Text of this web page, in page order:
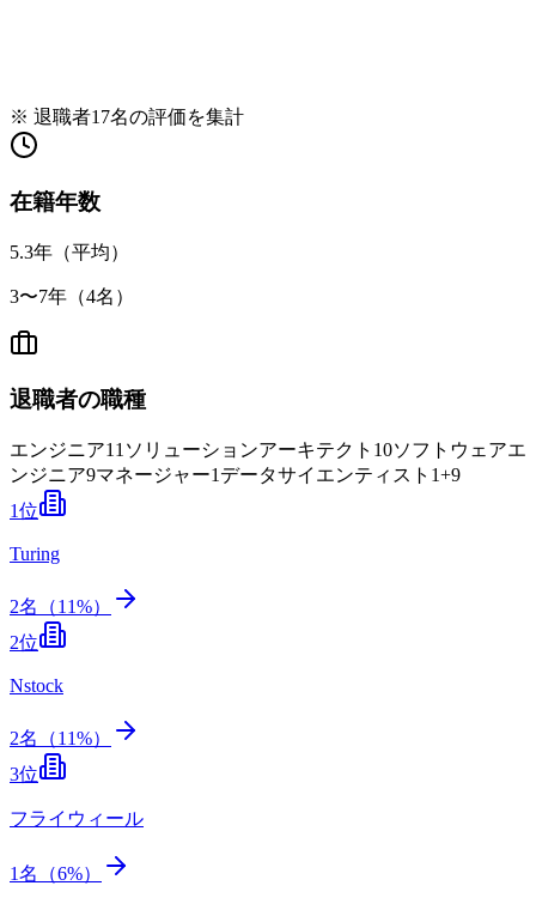
※ 退職者17名の評価を集計
在籍年数
5.3年（平均）
3〜7年（4名）
退職者の職種
エンジニア11 ソリューションアーキテクト 10ソフトウェアエ
ンジニア9マネージャー1 データサイエンティスト 1+9
1位
Turing
2名（11%）
2位
Nstock
2名（11%）
3位
フライウィール
1名（6%）